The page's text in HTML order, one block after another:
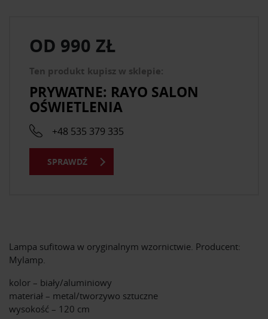
Lampa sufitowa w oryginalnym wzornictwie. Producent:
Mylamp.
kolor – biały/aluminiowy
materiał – metal/tworzywo sztuczne
wysokość – 120 cm
OD 990 ZŁ
Ten produkt kupisz w sklepie:
PRYWATNE: RAYO SALON
OŚWIETLENIA
+48 535 379 335
SPRAWDŹ